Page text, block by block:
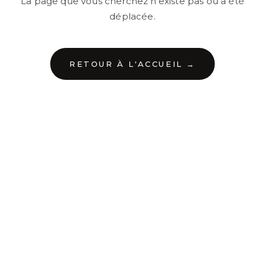
déplacée.
RETOUR À L'ACCUEIL →